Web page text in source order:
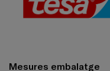
Mesures embalatge